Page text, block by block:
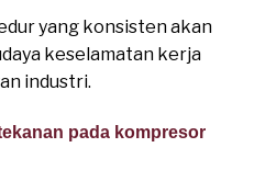
yang konsisten akan
keselamatan kerja
industri.
pada kompresor